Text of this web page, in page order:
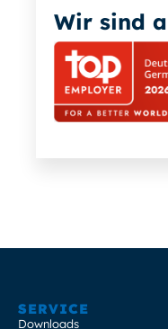
Wir sind
SERVICE
Downloads